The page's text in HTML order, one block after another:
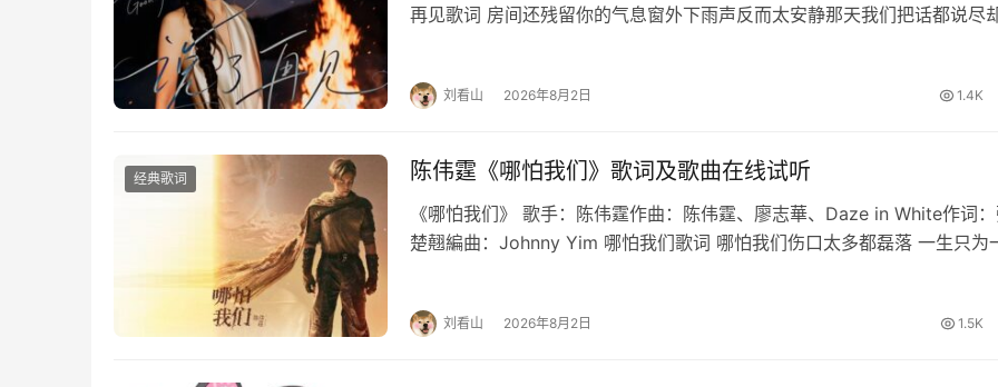
再见歌词 房间还残留你的气息窗外下雨声反而太安静那天我们把话都说尽
刘看山 2026年8月2日 1.4K
经典歌词 陈伟霆《哪怕我们》歌词及歌曲在线试听
《哪怕我们》 歌手：陈伟霆作曲：陈伟霆、廖志華、Daze in White作词
楚翹編曲：Johnny Yim 哪怕我们歌词 哪怕我们伤口太多都磊落 一生只为
刘看山 2026年8月2日 1.5K